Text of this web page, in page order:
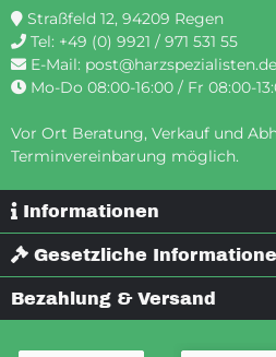
Straßfeld 12, 94209 Regen
Tel: +49 (0) 9921 / 971 531 55
E-Mail: post@harzspezialisten.de
Mo-Do 08:00-16:00 / Fr 08:00-
Vor Ort Beratung, Verkauf und
Terminvereinbarung möglich.
Informationen
Gesetzliche
Bezahlung & Versand